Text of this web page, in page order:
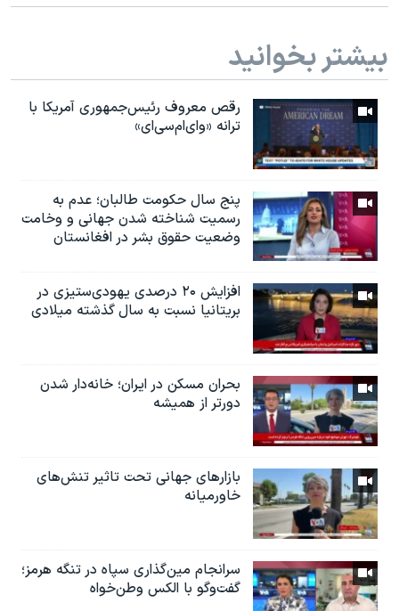
بیشتر بخوانید
رقص معروف رئیس‌جمهوری آمریکا با
ترانه «وای‌ام‌سی‌ای»
پنج سال حکومت طالبان؛ عدم به
رسمیت شناخته شدن جهانی و وخامت
وضعیت حقوق بشر در افغانستان
افزایش ۲۰ درصدی یهودی‌ستیزی در
بریتانیا نسبت به سال گذشته میلادی
بحران مسکن در ایران؛ خانه‌دار شدن
دورتر از همیشه
بازارهای جهانی تحت تاثیر تنش‌های
خاورمیانه
سرانجام مین‌گذاری‌ سپاه در تنگه هرمز؛
گفت‌وگو با الکس وطن‌خواه